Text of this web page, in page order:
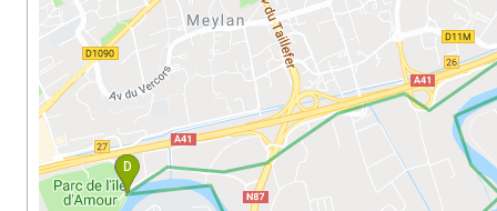
Parcours & Courses
Outils & Réseaux